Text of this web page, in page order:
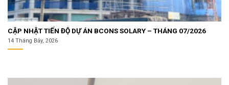
CẬP NHẬT TIẾN ĐỘ DỰ ÁN BCONS SOLARY – THÁNG 07/2026
14 Tháng Bảy, 2026